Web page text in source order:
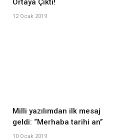
Ortaya Çıktı!
12 Ocak 2019
Milli yazılımdan ilk mesaj
geldi: “Merhaba tarihi an”
10 Ocak 2019